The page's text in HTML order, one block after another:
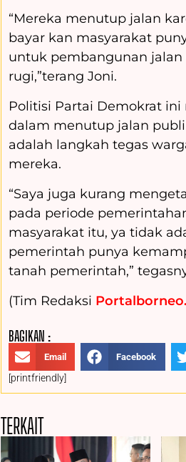
“Mereka menutup jalan
bayar kan masyarakat
untuk pembangunan
rugi,”terang Joni.
Politisi Partai Demokrat
dalam menutup jalan
adalah langkah tegas
mereka.
“Saya juga kurang
pada periode
masyarakat itu, ya tidak
pemerintah punya
tanah pemerintah,”
(Tim Redaksi
BAGIKAN :
Email Facebook
[printfriendly]
TERKAIT